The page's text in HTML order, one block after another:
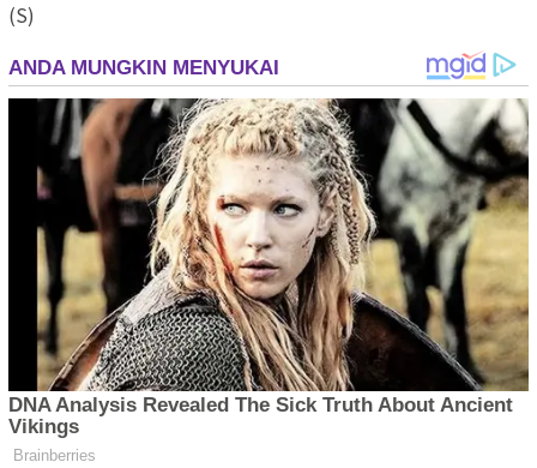
(S)